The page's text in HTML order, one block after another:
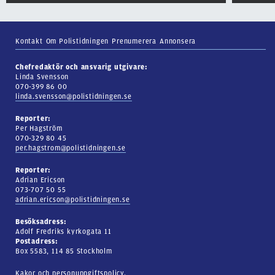
Kontakt Om Polistidningen Prenumerera Annonsera
Chefredaktör och ansvarig utgivare:
Linda Svensson
070-399 86 00
linda.svensson@polistidningen.se
Reporter:
Per Hagström
070-329 80 45
per.hagstrom@polistidningen.se
Reporter:
Adrian Ericson
073-707 50 55
adrian.ericson@polistidningen.se
Besöksadress:
Adolf Fredriks kyrkogata 11
Postadress:
Box 5583, 114 85 Stockholm
Kakor och personuppgiftspolicy.